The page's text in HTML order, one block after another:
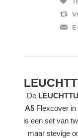
De
A5 Flexcover
is een set van
maar stevige